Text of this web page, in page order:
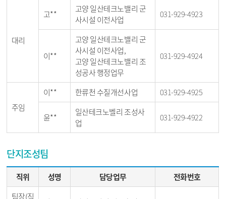
대리
고**
고양 일산테크노밸리 군
사시설 이전사업
031-929-4923
이**
고양 일산테크노밸리 군
사시설 이전사업,
고양 일산테크노밸리 조
성공사 행정업무
031-929-4924
주임
이** 한류천 수질개선사업 031-929-4925
윤**
일산테크노벨리 조성사
업
031-929-4922
단지조성팀
직위 성명 담당업무
전화번호
팀장(직